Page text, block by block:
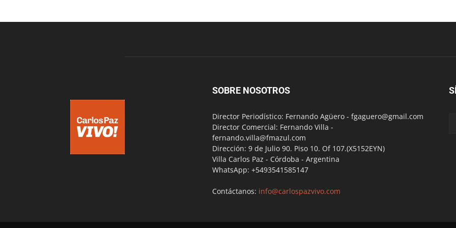
SOBRE NOSOTROS
Director Periodístico: Fernando Agüero - fgaguero@gmail.com
Director Comercial: Fernando Villa -
fernando.villa@fmazul.com
Dirección: 9 de Julio 90. Piso 10. Of 107.(X5152EYN)
Villa Carlos Paz - Córdoba - Argentina
WhatsApp: +5493541585147
Contáctanos: info@carlospazvivo.com